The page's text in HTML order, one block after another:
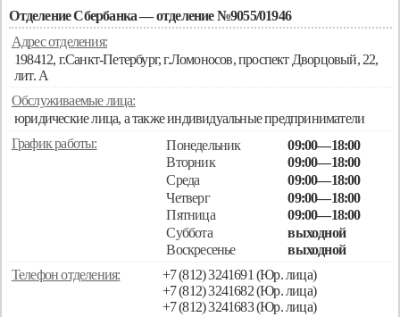
Отделение Сбербанка — отделение №9055/01946
Адрес отделения:
198412, г.Санкт-Петербург, г.Ломоносов, проспект Дворцовый, 22,
лит. А
Обслуживаемые лица:
юридические лица, а также индивидуальные предприниматели
График работы:
Понедельник
09:00—18:00
Вторник
09:00—18:00
Среда
09:00—18:00
Четверг
09:00—18:00
Пятница
09:00—18:00
Суббота
выходной
Воскресенье
выходной
Телефон отделения:
+7 (812) 3241691 (Юр. лица)
+7 (812) 3241682 (Юр. лица)
+7 (812) 3241683 (Юр. лица)